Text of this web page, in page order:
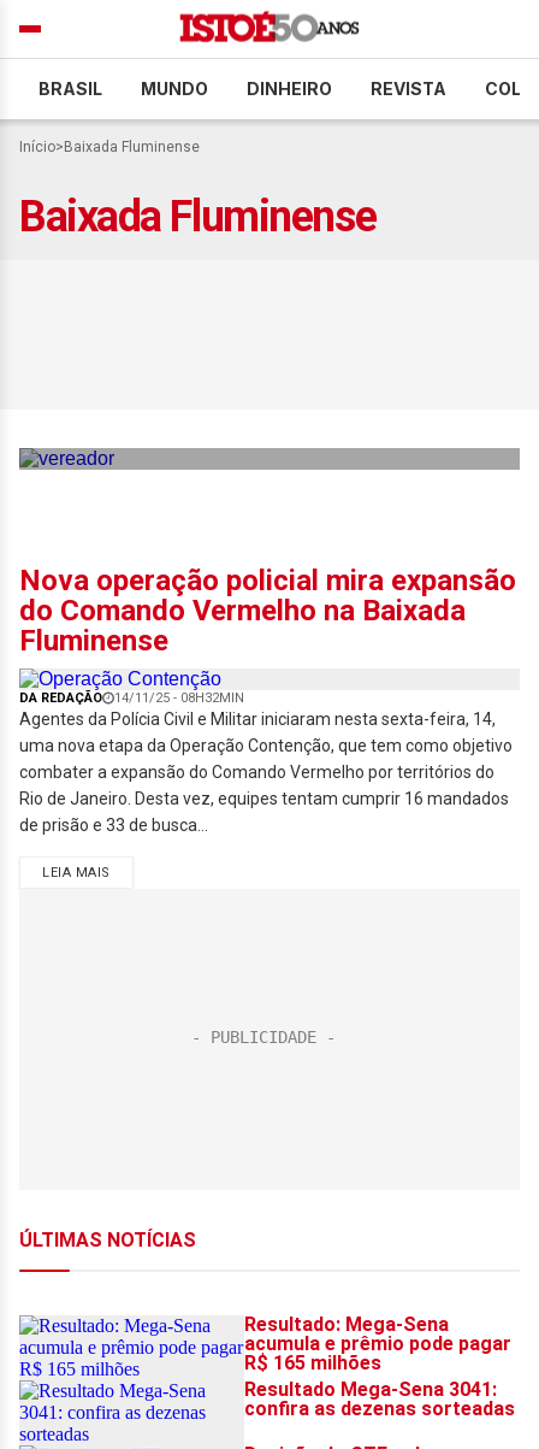
BRASIL MUNDO DINHEIRO REVISTA
Início> Baixada Fluminense
Baixada Fluminense
Nova operação policial mira expansão
do Comando Vermelho na Baixada
Fluminense
DA REDAÇÃO 14/11/25 - 08H32MIN
Agentes da Polícia Civil e Militar iniciaram nesta sexta-feira, 14,
uma nova etapa da Operação Contenção, que tem como objetivo
combater a expansão do Comando Vermelho por territórios do
Rio de Janeiro. Desta vez, equipes tentam cumprir 16 mandados
de prisão e 33 de busca...
LEIA MAIS